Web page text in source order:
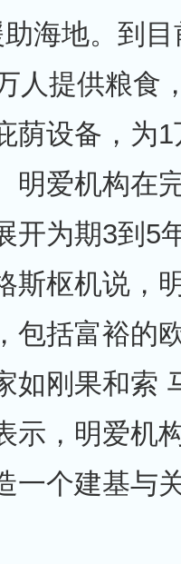
海地。到
人提供粮食
荫设备，为
明爱机构在
开为期3到5
斯枢机说，
包括富裕的
如刚果和索
示，明爱机
一个建基与